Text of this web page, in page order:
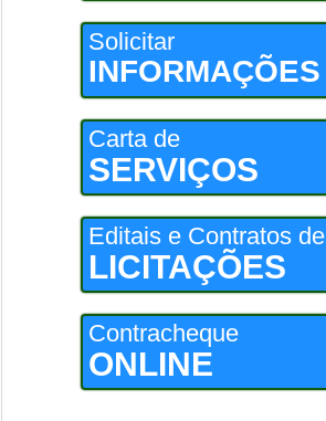
Solicitar
INFORMAÇÕES
Carta de
SERVIÇOS
Editais e Contratos de
LICITAÇÕES
Contracheque
ONLINE